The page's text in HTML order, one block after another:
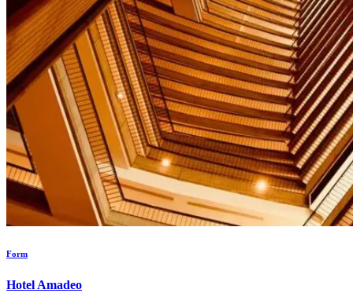
Form
Hotel Amadeo